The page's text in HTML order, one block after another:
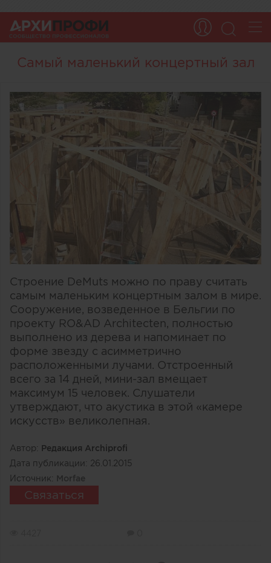
Самый маленький концертный зал
Строение DeMuts можно по праву считать
самым маленьким концертным залом в мире.
Сооружение, возведенное в Бельгии по
проекту RO&AD Architecten, полностью
выполнено из дерева и напоминает по
форме звезду с асимметрично
расположенными лучами. Отстроенный
всего за 14 дней, мини-зал вмещает
максимум 15 человек. Слушатели
утверждают, что акустика в этой «камере
искусств» великолепная.
Автор: Редакция Archiprofi
Дата публикации: 26.01.2015
Источник: Morfae
Связаться